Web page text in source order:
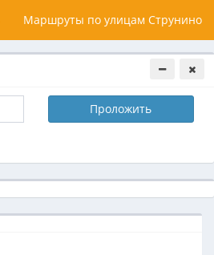
Маршруты по улицам Струнино
Проложить